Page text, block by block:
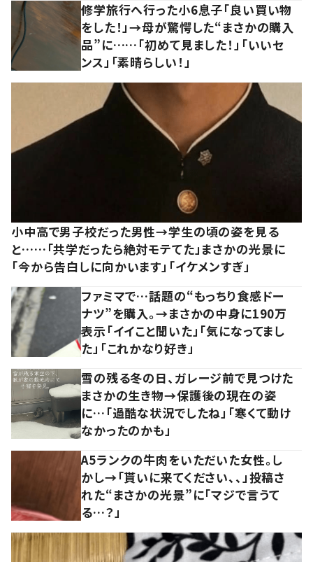
修学旅行へ行った小6息子「良い買い物
をした！」→母が驚愕した“まさかの購入
品”に……「初めて見ました！」「いいセ
ンス」「素晴らしい！」
小中高で男子校だった男性→学生の頃の姿を見る
と……「共学だったら絶対モテてた」まさかの光景に
「今から告白しに向かいます」「イケメンすぎ」
ファミマで…話題の“もっちり食感ドー
ナツ”を購入。→まさかの中身に190万
表示「イイこと聞いた」「気になってまし
た」「これかなり好き」
雪の残る冬の日、ガレージ前で見つけた
まさかの生き物→保護後の現在の姿
に…「過酷な状況でしたね」「寒くて動け
なかったのかも」
A5ランクの牛肉をいただいた女性。し
かし→「貰いに来てください、、」投稿さ
れた“まさかの光景”に「マジで言うて
る…？」